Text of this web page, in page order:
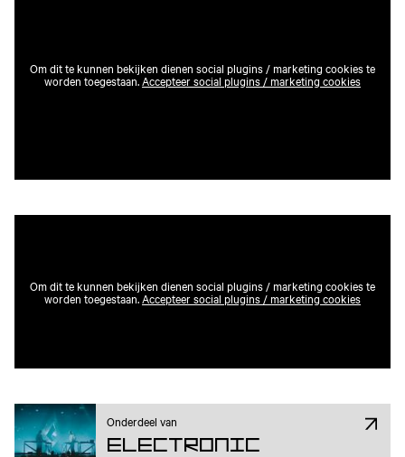
Om dit te kunnen bekijken dienen social plugins / marketing cookies te
worden toegestaan.Accepteer social plugins / marketing cookies
Om dit te kunnen bekijken dienen social plugins / marketing cookies te
worden toegestaan.Accepteer social plugins / marketing cookies
Onderdeel van
Electronic